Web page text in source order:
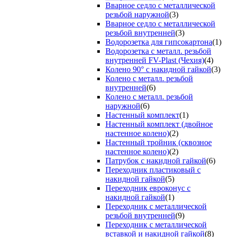
Вварное седло с металлической
резьбой наружной(3)
Вварное седло с металлической
резьбой внутренней(3)
Водорозетка для гипсокартона(1)
Водорозетка с металл. резьбой
внутренней FV-Plast (Чехия)(4)
Колено 90° с накидной гайкой(3)
Колено с металл. резьбой
внутренней(6)
Колено с металл. резьбой
наружной(6)
Настенный комплект(1)
Настенный комплект (двойное
настенное колено)(2)
Настенный тройник (сквозное
настенное колено)(2)
Патрубок с накидной гайкой(6)
Переходник пластиковый с
накидной гайкой(5)
Переходник евроконус с
накидной гайкой(1)
Переходник с металлической
резьбой внутренней(9)
Переходник с металлической
вставкой и накидной гайкой(8)